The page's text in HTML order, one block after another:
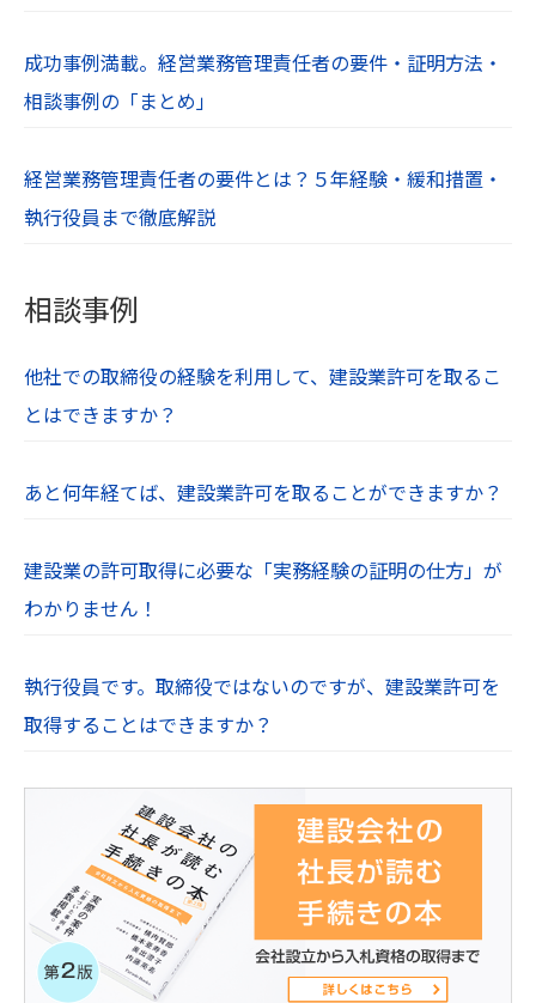
成功事例満載。経営業務管理責任者の要件・証明方法・
相談事例の「まとめ」
経営業務管理責任者の要件とは？５年経験・緩和措置・
執行役員まで徹底解説
相談事例
他社での取締役の経験を利用して、建設業許可を取るこ
とはできますか？
あと何年経てば、建設業許可を取ることができますか？
建設業の許可取得に必要な「実務経験の証明の仕方」が
わかりません！
執行役員です。取締役ではないのですが、建設業許可を
取得することはできますか？